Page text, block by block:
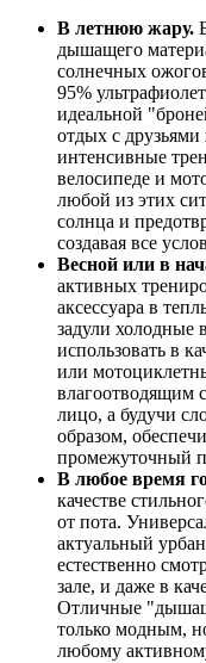
В летнюю жару.
дышащего
солнечных
95%
идеальной
отдых с
интенсивные
велосипеде и
любой из этих
солнца и
создавая все
Весной или в
активных
аксессуара в
задули холодные
использовать в
или
влагоотводящим
лицо, а будучи
образом,
промежуточный
В любое время
качестве
от пота.
актуальный
естественно
зале, и даже в
Отличные
только модным,
любому